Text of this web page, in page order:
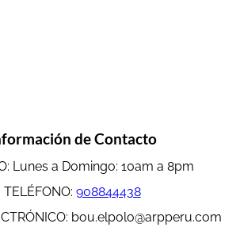
de Contacto
Lunes a Domingo: 10am a 8pm
TELÉFONO: 908844438
bou.elpolo@arpperu.com